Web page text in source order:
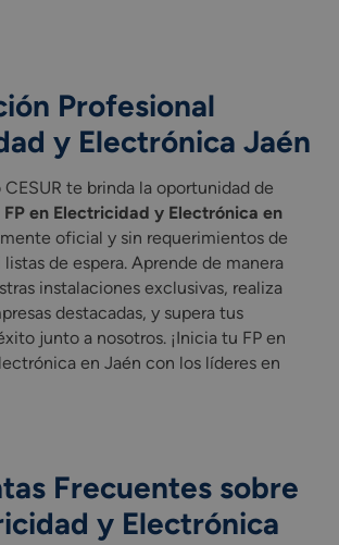
Profesional
y Electrónica Jaén
te brinda la oportunidad de
FP en Electricidad y Electrónica en
oficial y sin requerimientos de
de espera. Aprende de manera
instalaciones exclusivas, realiza
destacadas, y supera tus
junto a nosotros. ¡Inicia tu FP en
en Jaén con los líderes en
Frecuentes sobre
y Electrónica